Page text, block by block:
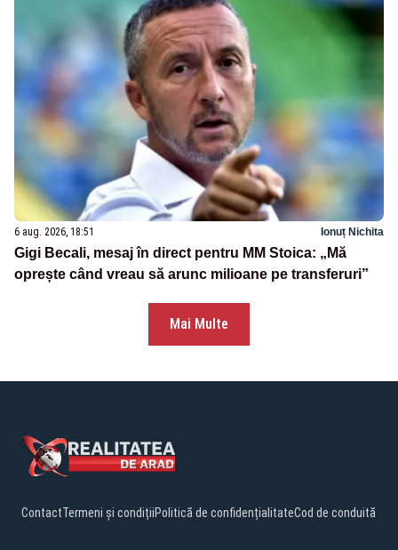
6 aug. 2026, 18:51 Ionuț Nichita
Gigi Becali, mesaj în direct pentru MM Stoica: „Mă
oprește când vreau să arunc milioane pe transferuri”
Mai Multe
ContactTermeni și condițiiPolitică de confidențialitateCod de conduită